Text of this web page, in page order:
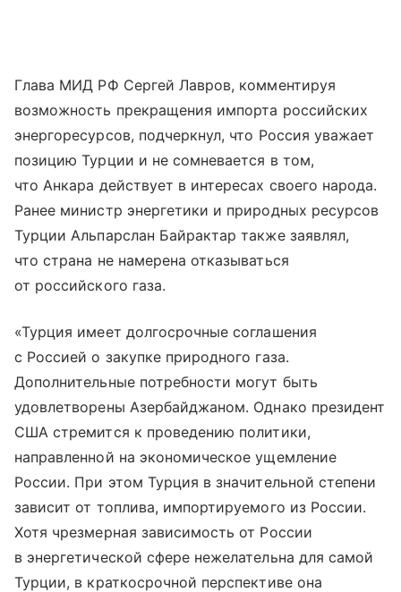
Глава МИД РФ Сергей Лавров, комментируя
возможность прекращения импорта российских
энергоресурсов, подчеркнул, что Россия уважает
позицию Турции и не сомневается в том,
что Анкара действует в интересах своего народа.
Ранее министр энергетики и природных ресурсов
Турции Альпарслан Байрактар также заявлял,
что страна не намерена отказываться
от российского газа.
«Турция имеет долгосрочные соглашения
с Россией о закупке природного газа.
Дополнительные потребности могут быть
удовлетворены Азербайджаном. Однако президент
США стремится к проведению политики,
направленной на экономическое ущемление
России. При этом Турция в значительной степени
зависит от топлива, импортируемого из России.
Хотя чрезмерная зависимость от России
в энергетической сфере нежелательна для самой
Турции, в краткосрочной перспективе она